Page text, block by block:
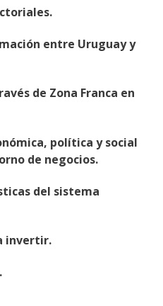
entre Uruguay y
de Zona Franca en
política y social
de negocios.
del sistema
invertir.